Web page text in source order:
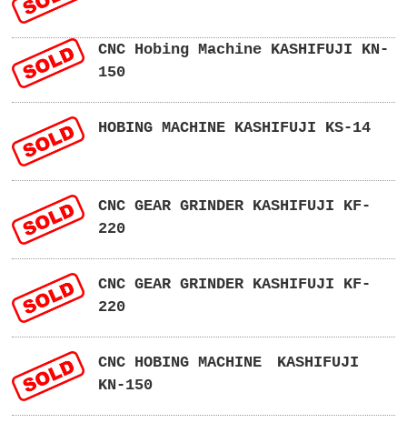
CNC Hobing Machine KASHIFUJI KN-
150
HOBING MACHINE KASHIFUJI KS-14
CNC GEAR GRINDER KASHIFUJI KF-
220
CNC GEAR GRINDER KASHIFUJI KF-
220
CNC HOBING MACHINE KASHIFUJI
KN-150